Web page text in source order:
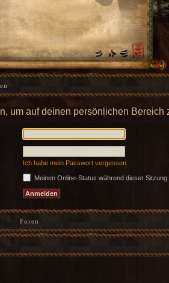
um auf deinen persönlichen Bereich
Ich habe mein Passwort vergessen
Meinen Online-Status während dieser
Foren